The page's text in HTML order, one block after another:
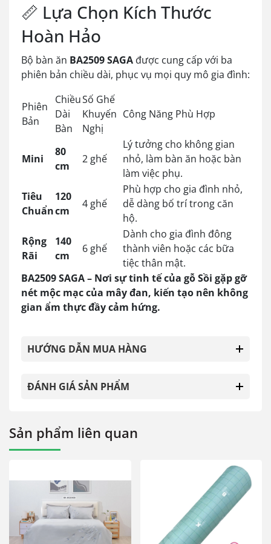
📏 Lựa Chọn Kích Thước
Hoàn Hảo
Bộ bàn ăn BA2509 SAGA được cung cấp với ba
phiên bản chiều dài, phục vụ mọi quy mô gia đình:
Phiên
Bản
Chiều
Dài
Bàn
Số Ghế
Khuyến
Nghị
Công Năng Phù Hợp
Mini
80
cm
2 ghế
Lý tưởng cho không gian
nhỏ, làm bàn ăn hoặc bàn
làm việc phụ.
Tiêu
Chuẩn
120
cm
4 ghế
Phù hợp cho gia đình nhỏ,
dễ dàng bố trí trong căn
hộ.
Rộng
Rãi
140
cm
6 ghế
Dành cho gia đình đông
thành viên hoặc các bữa
tiệc thân mật.
BA2509 SAGA – Nơi sự tinh tế của gỗ Sồi gặp gỡ
nét mộc mạc của mây đan, kiến tạo nên không
gian ẩm thực đầy cảm hứng.
HƯỚNG DẪN MUA HÀNG
ĐÁNH GIÁ SẢN PHẨM
Sản phẩm liên quan